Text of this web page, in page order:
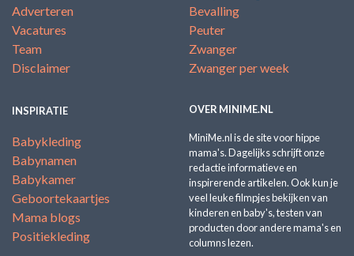
Adverteren
Vacatures
Team
Disclaimer
Bevalling
Peuter
Zwanger
Zwanger per week
INSPIRATIE
Babykleding
Babynamen
Babykamer
Geboortekaartjes
Mama blogs
Positiekleding
OVER MINIME.NL
MiniMe.nl is de site voor hippe
mama's. Dagelijks schrijft onze
redactie informatieve en
inspirerende artikelen. Ook kun je
veel leuke filmpjes bekijken van
kinderen en baby's, testen van
producten door andere mama's en
columns lezen.